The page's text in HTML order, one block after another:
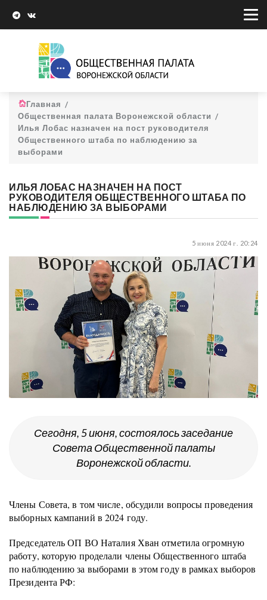
Главная
Общественная палата Воронежской области
Илья Лобас назначен на пост руководителя
Общественного штаба по наблюдению за
выборами
ИЛЬЯ ЛОБАС НАЗНАЧЕН НА ПОСТ
РУКОВОДИТЕЛЯ ОБЩЕСТВЕННОГО ШТАБА ПО
НАБЛЮДЕНИЮ ЗА ВЫБОРАМИ
5 июня 2024 г. 20:24
Сегодня, 5 июня, состоялось заседание
Совета Общественной палаты
Воронежской области.
Члены Совета, в том числе, обсудили вопросы проведения
выборных кампаний в 2024 году.
Председатель ОП ВО Наталия Хван отметила огромную
работу, которую проделали члены Общественного штаба
по наблюдению за выборами в этом году в рамках выборов
Президента РФ: